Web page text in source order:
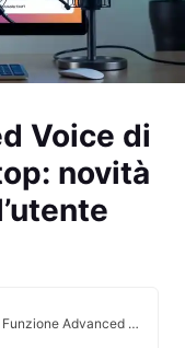
Voice di
novità
Funzione Advanced Voice di ChatGPT su Desktop: novità e vantaggi per l’utente